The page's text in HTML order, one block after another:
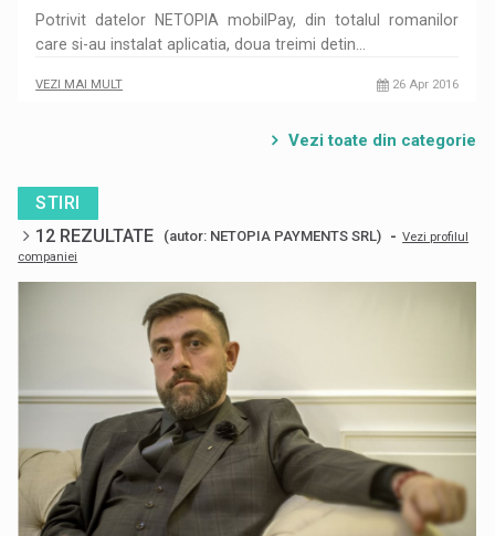
Potrivit datelor NETOPIA mobilPay, din totalul romanilor
care si-au instalat aplicatia, doua treimi detin…
VEZI MAI MULT 26 Apr 2016
Vezi toate din categorie
STIRI
12 REZULTATE
(autor: NETOPIA PAYMENTS SRL) - Vezi profilul
companiei